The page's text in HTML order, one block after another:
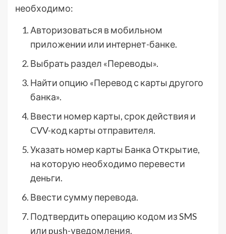
необходимо:
Авторизоваться в мобильном
приложении или интернет-банке.
Выбрать раздел «Переводы».
Найти опцию «Перевод с карты другого
банка».
Ввести номер карты, срок действия и
CVV-код карты отправителя.
Указать номер карты Банка Открытие,
на которую необходимо перевести
деньги.
Ввести сумму перевода.
Подтвердить операцию кодом из SMS
или push-уведомления.